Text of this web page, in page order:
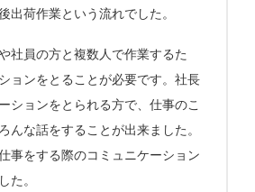
出荷作業という流れでした。
社員の方と複数人で作業するた
ョンをとることが必要です。社長
ションをとられる方で、仕事のこ
んな話をすることが出来ました。
事をする際のコミュニケーション
た。